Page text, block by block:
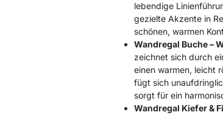
lebendige
gezielte Akzente in
schönen, warmen
Wandregal Buche –
zeichnet sich durch
einen warmen, leicht
fügt sich
sorgt für ein
Wandregal Kiefer &